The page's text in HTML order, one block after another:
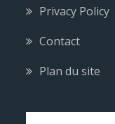
Privacy Policy
Contact
Plan du site